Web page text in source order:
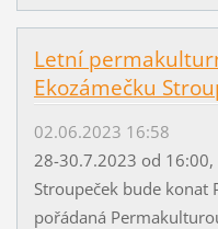
Letní
Ekozámečku
02.06.2023 16:58
28-30.7.2023 od 16:00,
Stroupeček bude konat
pořádaná